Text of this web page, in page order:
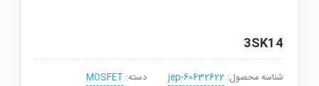
3SK14
شناسه محصول: jep-60632622 دسته: MOSFET